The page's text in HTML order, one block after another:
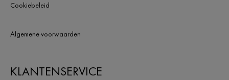
Cookiebeleid
Algemene voorwaarden
KLANTENSERVICE